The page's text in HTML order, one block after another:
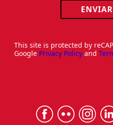
ENVIAR
This site is protected by
Google Privacy Policy and